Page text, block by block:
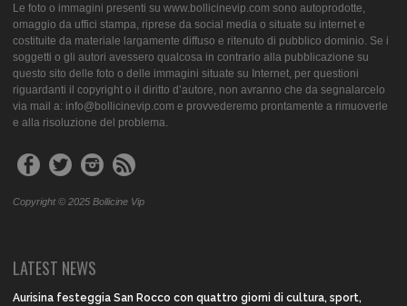
Le foto o immagini presenti su www.bollicinevip.com sono autoprodotte,
omaggio da uffici stampa, riprese da social media o situate su internet e
costituite da materiale largamente diffuso e ritenuto di pubblico dominio. Se i
soggetti o gli autori avessero qualcosa in contrario alla pubblicazione su
questo sito delle foto o delle immagini situate su Internet, per questioni
riguardanti il copyright o il diritto d’autore, non avranno che da segnalarcelo
via mail a: info@bollicinevip.com e provvederemo prontamente a rimuoverle
e alla risoluzione del problema.
Copyright © 2025 Bollicine Vip
LATEST NEWS
Aurisina festeggia San Rocco con quattro giorni di cultura, sport,